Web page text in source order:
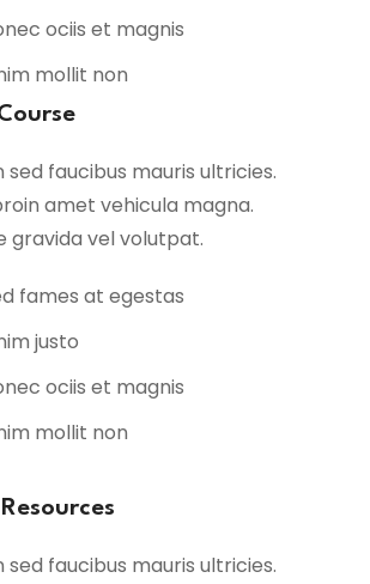
ociis et magnis
mollit non
sed faucibus mauris ultricies.
amet vehicula magna.
gravida vel volutpat.
fames at egestas
justo
ociis et magnis
mollit non
sed faucibus mauris ultricies.